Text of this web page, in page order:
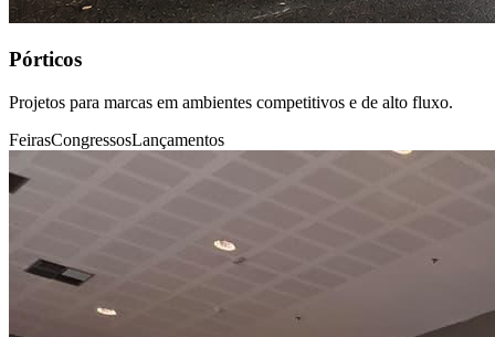
Pórticos
Projetos para marcas em ambientes competitivos e de alto fluxo.
FeirasCongressosLançamentos